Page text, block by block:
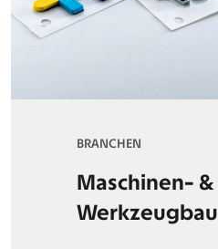
BRANCHEN
Maschinen- &
Werkzeugbau